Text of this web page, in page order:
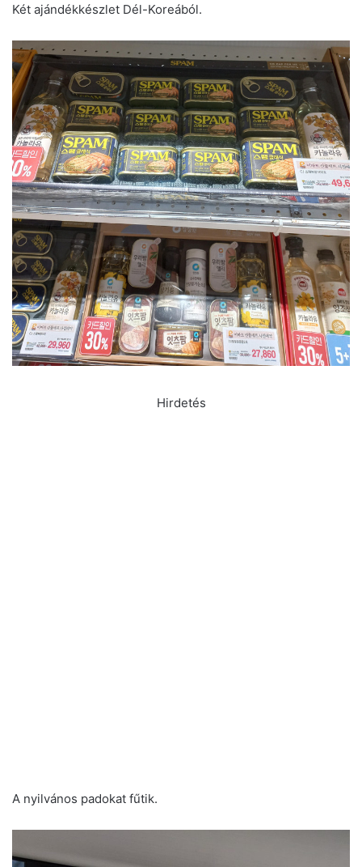
Két ajándékkészlet Dél-Koreából.
Hirdetés
A nyilvános padokat fűtik.